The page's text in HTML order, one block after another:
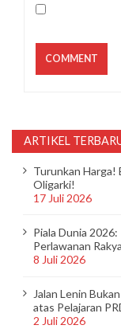
ARTIKEL
Turunkan Harga!
Oligarki!
17 Juli 2026
Piala Dunia
Perlawanan
8 Juli 2026
Jalan Lenin
atas Pelajaran
2 Juli 2026